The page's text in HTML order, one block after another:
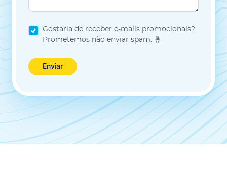
Gostaria de receber e-mails promocionais?
Prometemos não enviar spam. 🤞
Enviar